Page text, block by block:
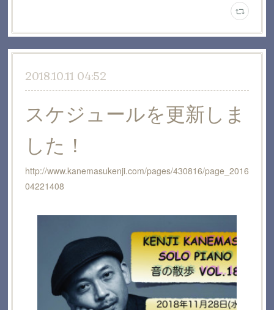
2018.10.11 04:52
スケジュールを更新しま
した！
http://www.kanemasukenji.com/pages/430816/page_2016
04221408